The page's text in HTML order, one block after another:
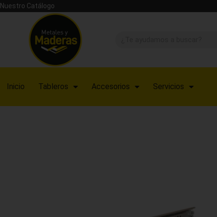
Nuestro Catálogo
Inicio Tableros Accesorios Servicios